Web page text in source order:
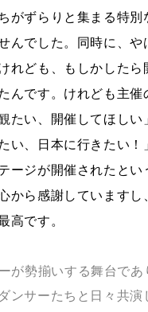
がずらりと集まる特
んでした。同時に、や
れども、もしかした
です。けれども主催
たい、開催してほし
い、日本に行きたい！
ージが開催されたと
から感謝しています
高です。
が勢揃いする舞台で
ンサーたちと日々共